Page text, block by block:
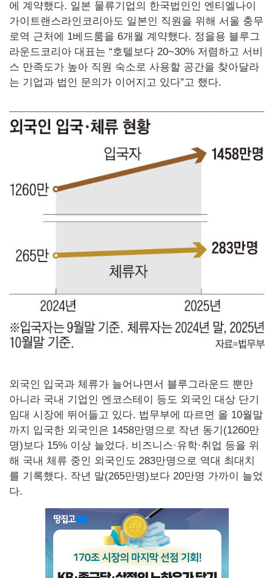
에 계약했다. 일본 물류기업의 한국법인인 엔티엘나이
가이트랜스라인코리아도 일본인 직원을 위해 서울 충무
로역 근처에 1베드룸을 6개월 계약했다. 정을용 블루그
라운드코리아 대표는 “호텔보다 20~30% 저렴하고 서비
스 만족도가 높아 직원 숙소로 사용할 공간을 찾아달라
는 기업과 법인 문의가 이어지고 있다”고 했다.
외국인 입국과 체류가 늘어나면서 블루그라운드 뿐만
아니라 국내 기업인 엔코스테이 등도 외국인 대상 단기
임대 시장에 뛰어들고 있다. 법무부에 따르면 올 10월말
까지 입국한 외국인은 1458만명으로 작년 동기(1260만
명)보다 15% 이상 늘었다. 비즈니스·유학·취업 등을 위
해 국내 체류 중인 외국인도 283만명으로 역대 최대치
를 기록했다. 작년 말(265만명)보다 20만명 가까이 늘었
다.